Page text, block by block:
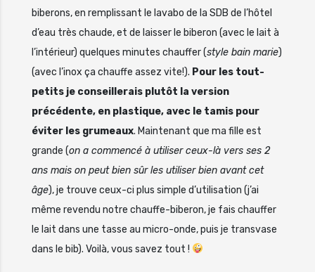
biberons, en remplissant le lavabo de la SDB de l’hôtel
d’eau très chaude, et de laisser le biberon (avec le lait à
l’intérieur) quelques minutes chauffer (style bain marie)
(avec l’inox ça chauffe assez vite!). Pour les tout-
petits je conseillerais plutôt la version
précédente, en plastique, avec le tamis pour
éviter les grumeaux. Maintenant que ma fille est
grande (on a commencé à utiliser ceux-là vers ses 2
ans mais on peut bien sûr les utiliser bien avant cet
âge), je trouve ceux-ci plus simple d’utilisation (j’ai
même revendu notre chauffe-biberon, je fais chauffer
le lait dans une tasse au micro-onde, puis je transvase
dans le bib). Voilà, vous savez tout !